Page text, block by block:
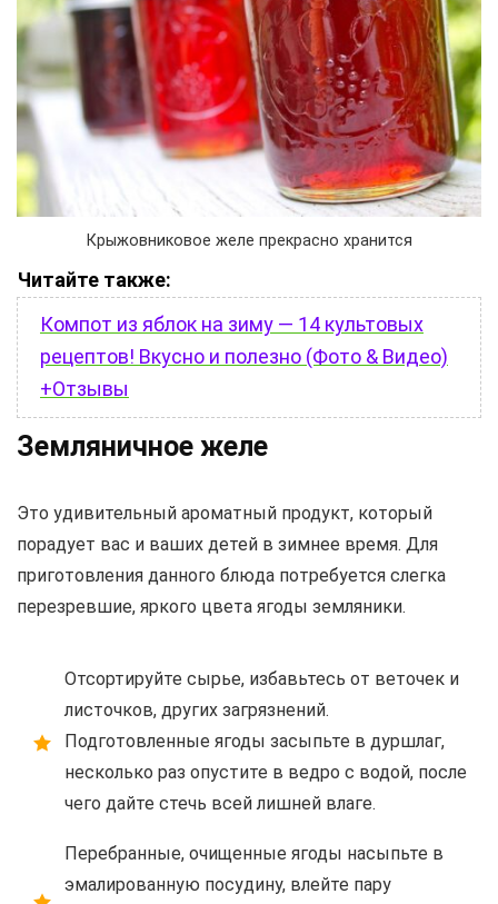
Крыжовниковое желе прекрасно хранится
Читайте также:
Компот из яблок на зиму — 14 культовых
рецептов! Вкусно и полезно (Фото & Видео)
+Отзывы
Земляничное желе
Это удивительный ароматный продукт, который
порадует вас и ваших детей в зимнее время. Для
приготовления данного блюда потребуется слегка
перезревшие, яркого цвета ягоды земляники.
Отсортируйте сырье, избавьтесь от веточек и
листочков, других загрязнений.
Подготовленные ягоды засыпьте в дуршлаг,
несколько раз опустите в ведро с водой, после
чего дайте стечь всей лишней влаге.
Перебранные, очищенные ягоды насыпьте в
эмалированную посудину, влейте пару